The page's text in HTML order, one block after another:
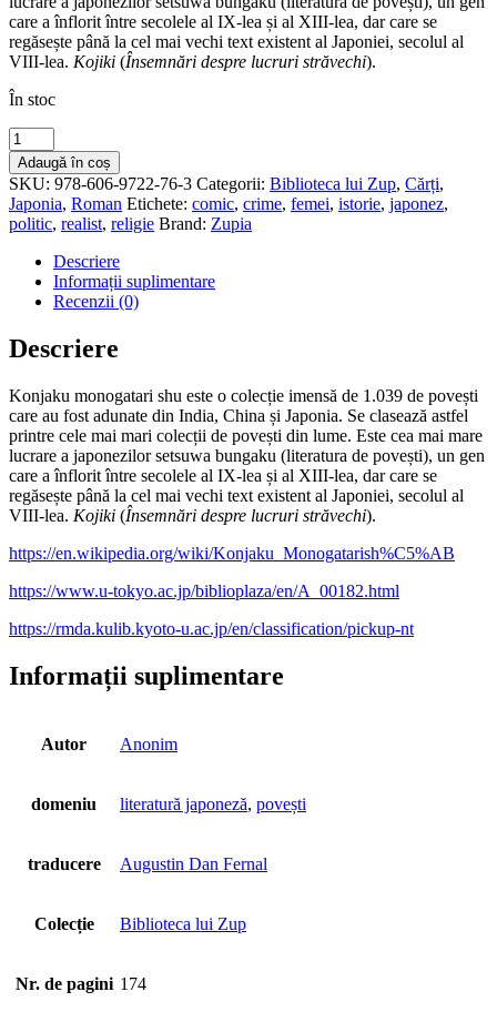
care a înflorit între secolele al IX-lea și al XIII-lea, dar care se
regăsește până la cel mai vechi text existent al Japoniei, secolul al
VIII-lea. Kojiki (Însemnări despre lucruri străvechi).
În stoc
Cantitate
Poveşti
japoneze
din
Konjaku
Adaugă în coș
SKU: 978-606-9722-76-3 Categorii: Biblioteca lui Zup, Cărți,
Japonia, Roman Etichete: comic, crime, femei, istorie, japonez,
politic, realist, religie Brand: Zupia
Descriere
Informații suplimentare
Recenzii (0)
Descriere
Konjaku monogatari shu este o colecție imensă de 1.039 de povești
care au fost adunate din India, China și Japonia. Se clasează astfel
printre cele mai mari colecții de povești din lume. Este cea mai mare
lucrare a japonezilor setsuwa bungaku (literatura de povești), un gen
care a înflorit între secolele al IX-lea și al XIII-lea, dar care se
regăsește până la cel mai vechi text existent al Japoniei, secolul al
VIII-lea. Kojiki (Însemnări despre lucruri străvechi).
https://en.wikipedia.org/wiki/Konjaku_Monogatarish%C5%AB
https://www.u-tokyo.ac.jp/biblioplaza/en/A_00182.html
https://rmda.kulib.kyoto-u.ac.jp/en/classification/pickup-nt
Informații suplimentare
Autor Anonim
domeniu literatură japoneză, povești
traducere Augustin Dan Fernal
Colecție Biblioteca lui Zup
Nr. de pagini 174